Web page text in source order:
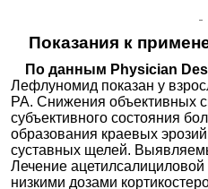
Показания к
По данным Physician
Лефлуномид показан у
РА. Снижения объективных
субъективного состояния
образования краевых
суставных щелей.
Лечение
низкими дозами